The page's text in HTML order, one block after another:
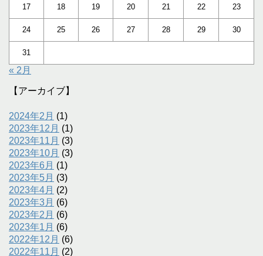
17 18 19 20 21 22 23
24 25 26 27 28 29 30
31
« 2月
【アーカイブ】
2024年2月 (1)
2023年12月 (1)
2023年11月 (3)
2023年10月 (3)
2023年6月 (1)
2023年5月 (3)
2023年4月 (2)
2023年3月 (6)
2023年2月 (6)
2023年1月 (6)
2022年12月 (6)
2022年11月 (2)